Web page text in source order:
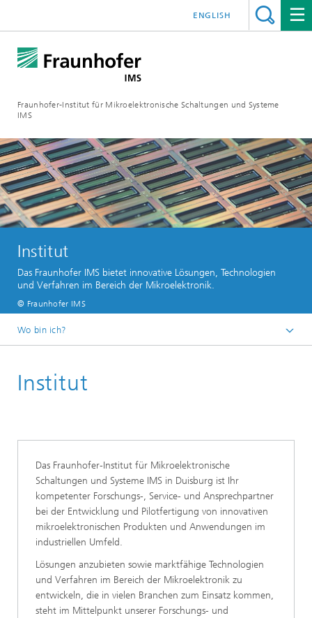
Fraunhofer-Institut für Mikroelektronische Schaltungen und Systeme
IMS
ENGLISH
Institut
Das Fraunhofer IMS bietet innovative Lösungen, Technologien
und Verfahren im Bereich der Mikroelektronik.
© Fraunhofer IMS
Wo bin ich?
Institut
Das Fraunhofer-Institut für Mikroelektronische
Schaltungen und Systeme IMS in Duisburg ist Ihr
kompetenter Forschungs-, Service- und Ansprechpartner
bei der Entwicklung und Pilotfertigung von innovativen
mikroelektronischen Produkten und Anwendungen im
industriellen Umfeld.
Lösungen anzubieten sowie marktfähige Technologien
und Verfahren im Bereich der Mikroelektronik zu
entwickeln, die in vielen Branchen zum Einsatz kommen,
steht im Mittelpunkt unserer Forschungs- und